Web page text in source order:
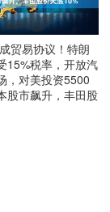
贸易协议！特朗
15%税率，开放汽
，对美投资5500
股市飙升，丰田股